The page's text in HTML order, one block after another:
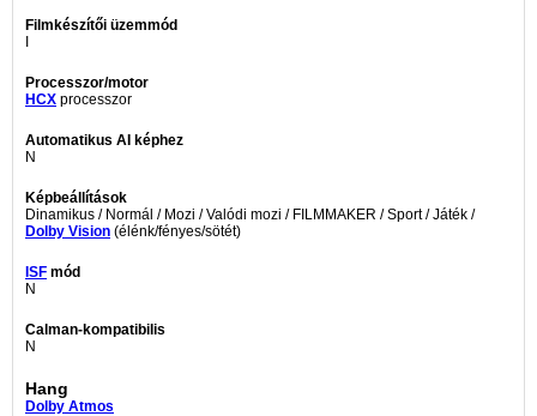
Filmkészítői üzemmód
Processzor/motor
HCX processzor
Automatikus AI képhez
N
Képbeállítások
Dinamikus / Normál / Mozi / Valódi mozi / FILMMAKER / Sport / Játék /
Dolby Vision (élénk/fényes/sötét)
ISF mód
N
Calman-kompatibilis
N
Hang
Dolby Atmos